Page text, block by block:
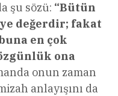
şu sözü: “Bütün
değerdir; fakat
en çok
ona
onun zaman
anlayışını da